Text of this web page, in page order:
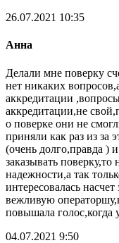
26.07.2021 10:35
Анна
Делали мне поверку
нет никаких
аккредитации
аккредитации,не
о поверке они не
приняли как раз из за
(очень долго,правда )
заказывать
надежности,а так
интересовалась
вежливую
повышала голос,когда
04.07.2021 9:50